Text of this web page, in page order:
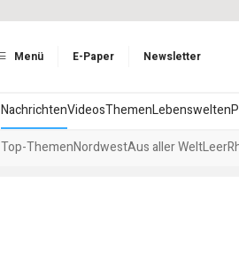
Menü E-Paper Newsletter
NachrichtenVideosThemenLebenswelten
Top-ThemenNordwestAus aller WeltLeer